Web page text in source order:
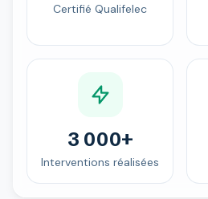
Certifié Qualifelec
3 000+
Interventions réalisées